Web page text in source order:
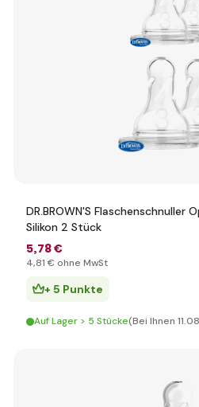
DR.BROWN'S Flaschenschnuller
Silikon 2 Stück
5,78 €
4,81 € ohne MwSt
+ 5 Punkte
Auf Lager > 5 Stücke(Bei Ihnen